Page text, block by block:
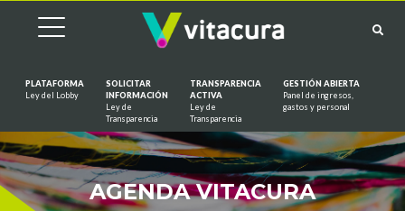
PLATAFORMA
Ley del Lobby
SOLICITAR
INFORMACIÓN
Ley de
Transparencia
TRANSPARENCIA
ACTIVA
Ley de
Transparencia
GESTIÓN ABIERTA
Panel de ingresos,
gastos y personal
AGENDA VITACURA